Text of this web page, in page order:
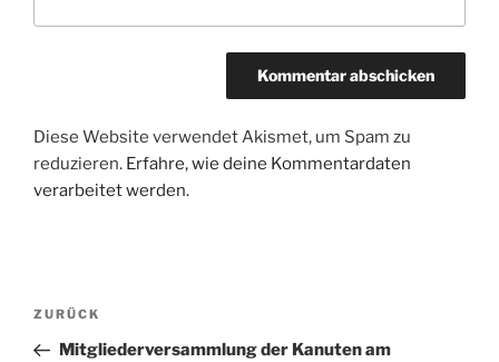
Diese Website verwendet Akismet, um Spam zu
reduzieren. Erfahre, wie deine Kommentardaten
verarbeitet werden.
Beitragsnavigation
Vorheriger
Beitrag
ZURÜCK
Mitgliederversammlung der Kanuten am